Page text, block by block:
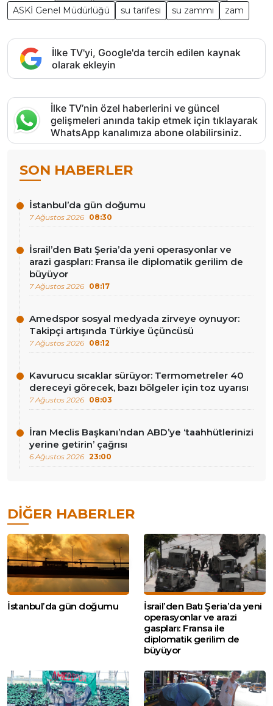
ASKİ Genel Müdürlüğü su tarifesi su zammı zam
İlke TV'yi, Google'da tercih edilen kaynak
olarak ekleyin
İlke TV’nin özel haberlerini ve güncel
gelişmeleri anında takip etmek için tıklayarak
WhatsApp kanalımıza abone olabilirsiniz.
SON HABERLER
İstanbul’da gün doğumu
7 Ağustos 2026 08:30
İsrail’den Batı Şeria’da yeni operasyonlar ve
arazi gaspları: Fransa ile diplomatik gerilim de
büyüyor
7 Ağustos 2026 08:17
Amedspor sosyal medyada zirveye oynuyor:
Takipçi artışında Türkiye üçüncüsü
7 Ağustos 2026 08:12
Kavurucu sıcaklar sürüyor: Termometreler 40
dereceyi görecek, bazı bölgeler için toz uyarısı
7 Ağustos 2026 08:03
İran Meclis Başkanı’ndan ABD’ye ‘taahhütlerinizi
yerine getirin’ çağrısı
6 Ağustos 2026 23:00
DIĞER HABERLER
İstanbul’da gün doğumu
İsrail’den Batı Şeria’da yeni
operasyonlar ve arazi
gaspları: Fransa ile
diplomatik gerilim de
büyüyor